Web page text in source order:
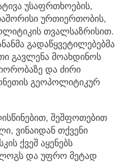
უსაფრთხოების,
ურთიერთობის,
თვალსაზრისით.
გადაწყვეტილებებმა
გავლენა მოახდინოს
და ძირი
გეოპოლიტიკურ
შეშფოთებით
ვინაიდან თქვენი
ქვეშ აყენებს
და უფრო მეტად